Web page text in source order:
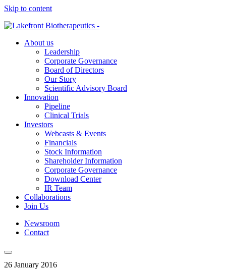
Skip to content
About us
Leadership
Corporate Governance
Board of Directors
Our Story
Scientific Advisory Board
Innovation
Pipeline
Clinical Trials
Investors
Webcasts & Events
Financials
Stock Information
Shareholder Information
Corporate Governance
Download Center
IR Team
Collaborations
Join Us
Newsroom
Contact
26 January 2016